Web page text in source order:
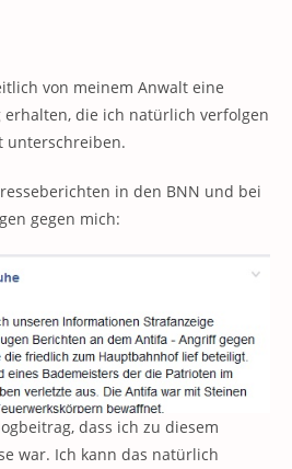
von meinem Anwalt eine
die ich natürlich verfolgen
unterschreiben.
in den BNN und bei
gegen mich:
dass ich zu diesem
war. Ich kann das natürlich